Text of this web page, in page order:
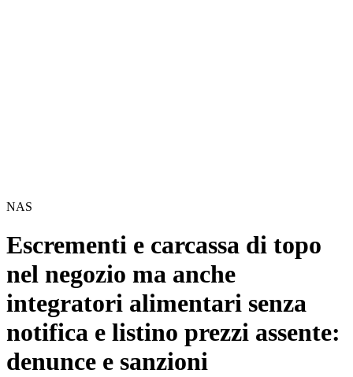
NAS
Escrementi e carcassa di topo
nel negozio ma anche
integratori alimentari senza
notifica e listino prezzi assente:
denunce e sanzioni